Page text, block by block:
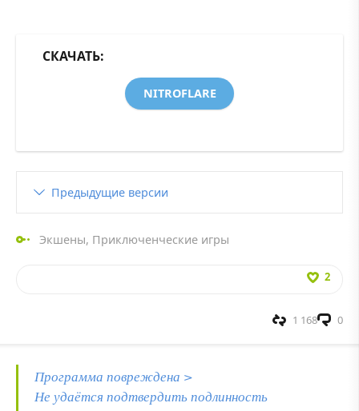
СКАЧАТЬ:
NITROFLARE
Предыдущие версии
Экшены, Приключенческие игры
2
0
1 168
Программа повреждена >
Не удаётся подтвердить подлинность